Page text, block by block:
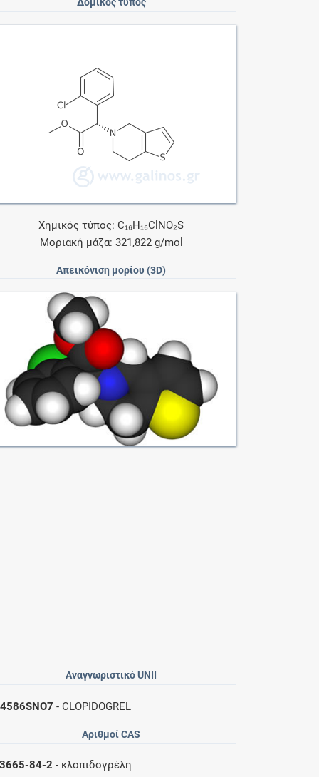
Δομικός τύπος
Χημικός τύπος: C₁₆H₁₆ClNO₂S
Μοριακή μάζα: 321,822 g/mol
Απεικόνιση μορίου (3D)
Αναγνωριστικό UNII
- CLOPIDOGREL
Αριθμοί CAS
84-2 - κλοπιδογρέλη